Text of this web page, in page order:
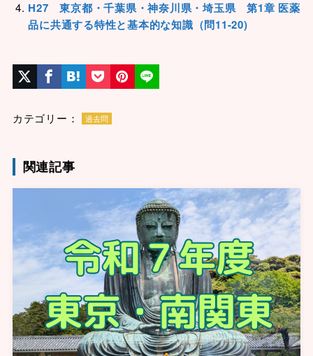
H27 東京都・千葉県・神奈川県・埼玉県 第1章 医薬
品に共通する特性と基本的な知識（問11-20)
カテゴリー： 過去問
関連記事